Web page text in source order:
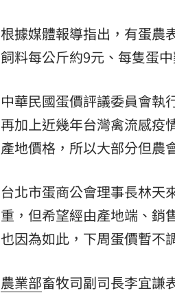
根據媒體報導指出，有蛋農
飼料每公斤約9元、每隻蛋
中華民國蛋價評議委員會執
再加上近幾年台灣禽流感疫
產地價格，所以大部分但農
台北市蛋商公會理事長林天
重，但希望經由產地端、銷
也因為如此，下周蛋價暫不
農業部畜牧司副司長李宜謙